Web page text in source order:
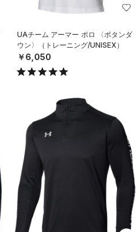
UAチーム アーマー ポロ 〈ボタンダ
ウン〉（トレーニング/UNISEX）
￥6,050